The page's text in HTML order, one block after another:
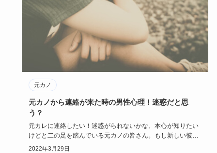
元カノ
元カノから連絡が来た時の男性心理！迷惑だと思
う？
元カレに連絡したい！迷惑がられないかな、本心が知りたい
けどと二の足を踏んでいる元カノの皆さん。もし新しい彼女
がいたら連絡し…
2022年3月29日